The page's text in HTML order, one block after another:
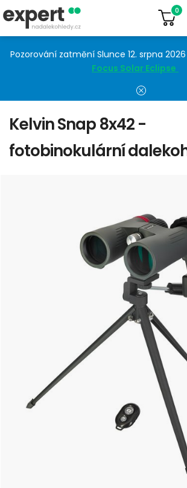
Pozorování zatmění Slunce 12. srpna
Focus Solar Eclipse
0
Kelvin Snap 8x42 -
fotobinokulární